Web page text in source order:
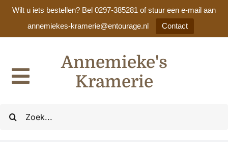
Wilt u iets bestellen? Bel 0297-385281 of stuur een e-mail aan
annemiekes-kramerie@entourage.nl
Contact
inhoud
Zoeken
Annemieke's
Kramerie
Toggle
Navigation